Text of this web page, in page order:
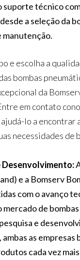
suporte técnico
a seleção da
manutenção.
e escolha a
bombas
da
em contato
lo a encontrar
necessidades de
Desenvolvimento:
e a Bomserv
com o avanço
mercado de
e
as empresas
cada vez